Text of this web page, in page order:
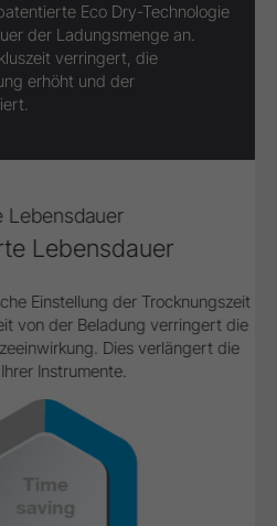
Eco Dry-Technologie
der Ladungsmenge an.
verringert, die
erhöht und der
der Trocknungszeit
Beladung verringert die
Dies verlängert die